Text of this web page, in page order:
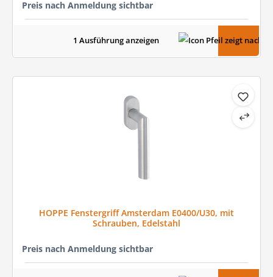
Preis nach Anmeldung sichtbar
1 Ausführung anzeigen
HOPPE Fenstergriff Amsterdam E0400/U30, mit
Schrauben, Edelstahl
Preis nach Anmeldung sichtbar